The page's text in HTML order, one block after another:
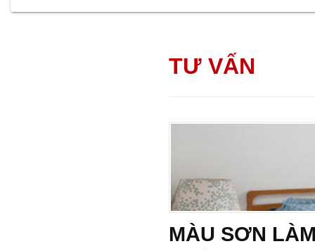
TƯ VẤN
MÀU SƠN